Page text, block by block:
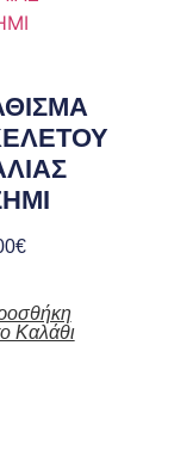
€
Καλάθι